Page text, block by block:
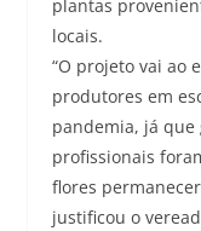
plantas
locais.
“O projeto vai ao
produtores em
pandemia, já
profissionais
flores
justificou o